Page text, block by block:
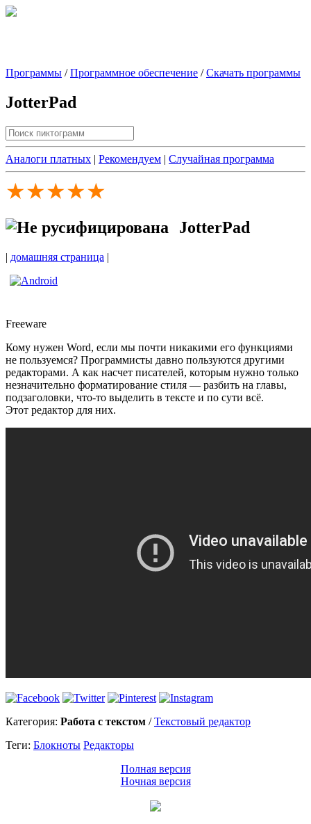
Программы /Программное обеспечение /Скачать программы
JotterPad
Аналоги платных | Рекомендуем | Случайная программа
★★★★★
JotterPad
| домашняя страница |
Freeware
Кому нужен Word, если мы почти никакими его функциями
не пользуемся? Программисты давно пользуются другими
редакторами. А как насчет писателей, которым нужно только
незначительно форматирование стиля — разбить на главы,
подзаголовки, что-то выделить в тексте и по сути всё.
Этот редактор для них.
Категория: Работа с текстом /Текстовый редактор
Теги: Блокноты Редакторы
Полная версия
Ночная версия